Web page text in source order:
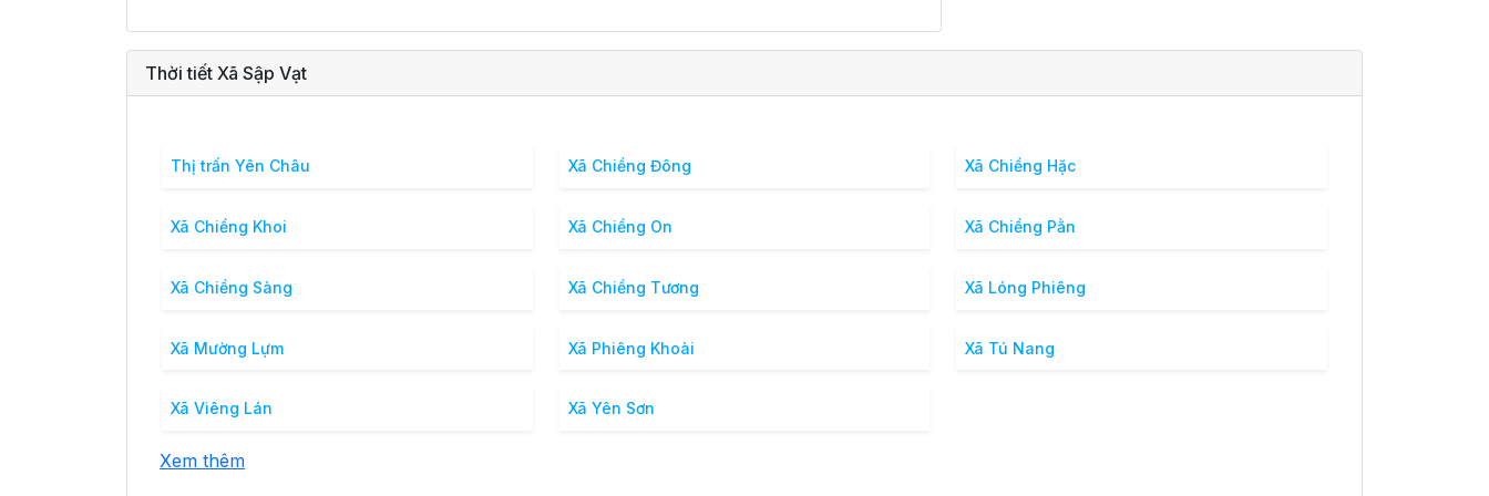
Thời tiết Xã Sập Vạt
Thị trấn Yên Châu Xã Chiềng Đông Xã Chiềng Hặc
Xã Chiềng Khoi Xã Chiềng On Xã Chiềng Pằn
Xã Chiềng Sàng Xã Chiềng Tương Xã Lóng Phiêng
Xã Mường Lựm Xã Phiêng Khoài Xã Tú Nang
Xã Viêng Lán Xã Yên Sơn
Xem thêm